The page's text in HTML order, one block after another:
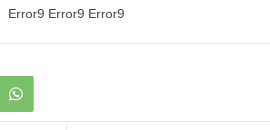
Error9 Error9 Error9